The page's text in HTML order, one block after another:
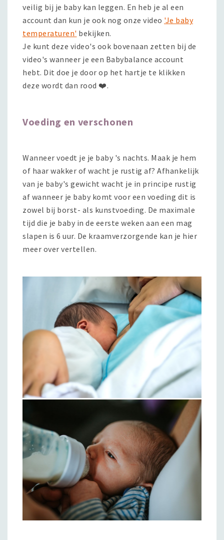
veilig bij je baby kan leggen. En heb je al een
account dan kun je ook nog onze video 'Je baby
temperaturen' bekijken.
Je kunt deze video's ook bovenaan zetten bij de
video's wanneer je een Babybalance account
hebt. Dit doe je door op het hartje te klikken
deze wordt dan rood ❤️.
Voeding en verschonen
Wanneer voedt je je baby 's nachts. Maak je hem
of haar wakker of wacht je rustig af? Afhankelijk
van je baby's gewicht wacht je in principe rustig
af wanneer je baby komt voor een voeding dit is
zowel bij borst- als kunstvoeding. De maximale
tijd die je baby in de eerste weken aan een mag
slapen is 6 uur. De kraamverzorgende kan je hier
meer over vertellen.